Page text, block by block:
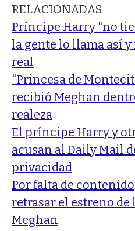
RELACIONADAS
Príncipe Harry "no
la gente lo llama así
real
"Princesa de
recibió Meghan
realeza
El príncipe Harry y
acusan al Daily Mail
privacidad
Por falta de
retrasar el estreno de
Meghan